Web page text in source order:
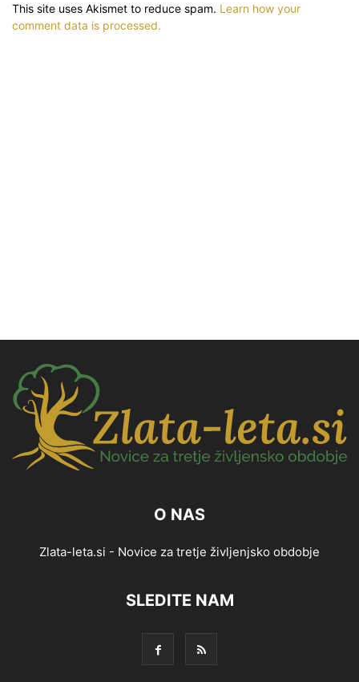
This site uses Akismet to reduce spam. Learn how your
comment data is processed.
O NAS
Zlata-leta.si - Novice za tretje življenjsko obdobje
SLEDITE NAM